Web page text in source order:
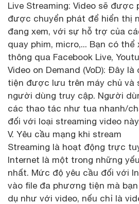
Live Streaming: Video sẽ
được chuyển phát để hiển thị
đang xem, với sự hỗ trợ của
quay phim, micro,... Bạn có thể
thông qua Facebook Live,
Video on Demand (VoD): Đây
tiện được lưu trên máy chủ và
người dùng truy cập. Người
các thao tác như tua nhanh/
đối với loại streaming video
V. Yêu cầu mạng khi stream
Streaming là hoạt động trực
Internet là một trong những
nhất. Mức độ yêu cầu đối với
vào file đa phương tiện mà
dụ như với video, nếu chỉ là